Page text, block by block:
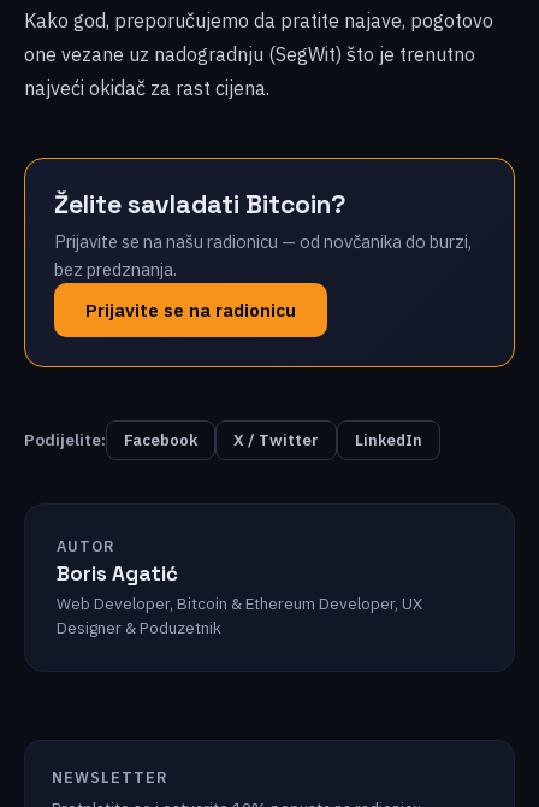
Kako god, preporučujemo da pratite najave, pogotovo
one vezane uz nadogradnju (SegWit) što je trenutno
najveći okidač za rast cijena.
Želite savladati Bitcoin?
Prijavite se na našu radionicu — od novčanika do burzi,
bez predznanja.
Prijavite se na radionicu
Podijelite: Facebook X / Twitter LinkedIn
AUTOR
Boris Agatić
Web Developer, Bitcoin & Ethereum Developer, UX
Designer & Poduzetnik
NEWSLETTER